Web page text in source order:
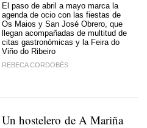
El paso de abril a mayo marca la
agenda de ocio con las fiestas de
Os Maios y San José Obrero, que
llegan acompañadas de multitud de
citas gastronómicas y la Feira do
Viño do Ribeiro
REBECA CORDOBÉS
Un hostelero de A Mariña